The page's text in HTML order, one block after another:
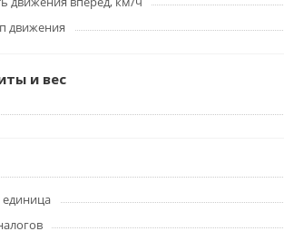
движения
и вес
единица